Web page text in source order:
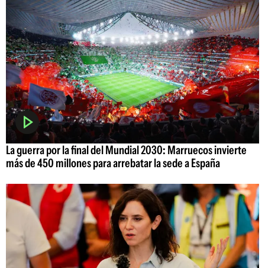
La guerra por la final del Mundial 2030: Marruecos invierte
más de 450 millones para arrebatar la sede a España